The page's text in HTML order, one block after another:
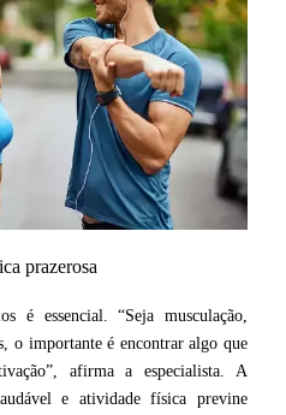
prazerosa
é essencial. “Seja musculação,
o importante é encontrar algo que
afirma a especialista. A
e atividade física previne